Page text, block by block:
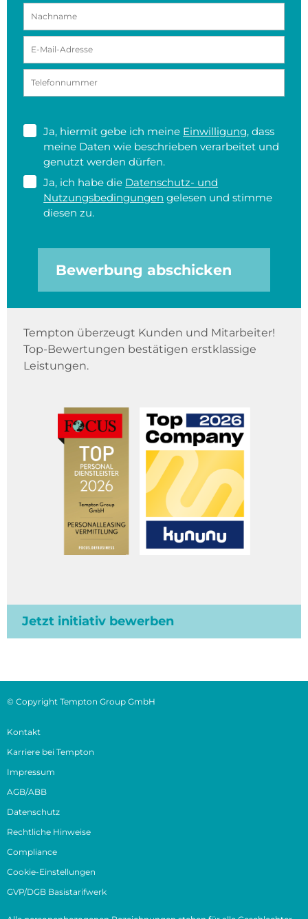
Ja, hiermit gebe ich meine Einwilligung, dass
meine Daten wie beschrieben verarbeitet und
genutzt werden dürfen.
Ja, ich habe die Datenschutz- und
Nutzungsbedingungen gelesen und stimme
diesen zu.
Bewerbung abschicken
Tempton überzeugt Kunden und Mitarbeiter!
Top-Bewertungen bestätigen erstklassige
Leistungen.
Jetzt initiativ bewerben
© Copyright Tempton Group GmbH
Kontakt
Karriere bei Tempton
Impressum
AGB/ABB
Datenschutz
Rechtliche Hinweise
Compliance
Cookie-Einstellungen
GVP/DGB Basistarifwerk